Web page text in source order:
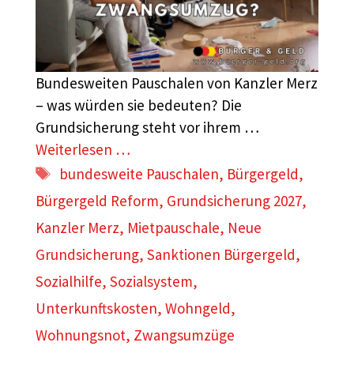
Bundesweiten Pauschalen von Kanzler Merz
– was würden sie bedeuten? Die
Grundsicherung steht vor ihrem …
Weiterlesen …
Schlagwörter
bundesweite Pauschalen, Bürgergeld,
Bürgergeld Reform, Grundsicherung 2027,
Kanzler Merz, Mietpauschale, Neue
Grundsicherung, Sanktionen Bürgergeld,
Sozialhilfe, Sozialsystem,
Unterkunftskosten, Wohngeld,
Wohnungsnot, Zwangsumzüge